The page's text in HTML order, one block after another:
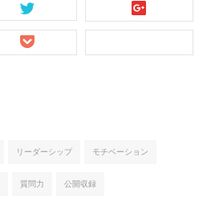
リーダーシップ モチベーション
質問力 公開収録